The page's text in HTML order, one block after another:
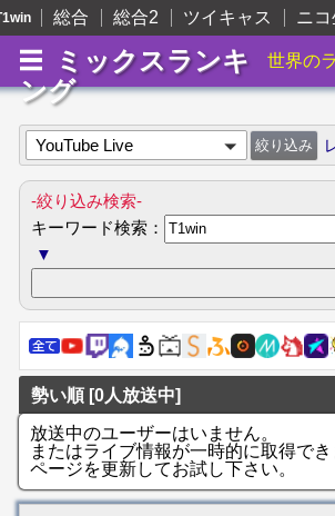
総合 総合2 ツイキャス ニコ
ミックスランキ
ング
世界の
YouTube Live
-絞り込み検索-
キーワード検索：
▼
勢い順 [0人放送中]
放送中のユーザーはいません。
またはライブ情報が一時的に取得でき
ページを更新してお試し下さい。